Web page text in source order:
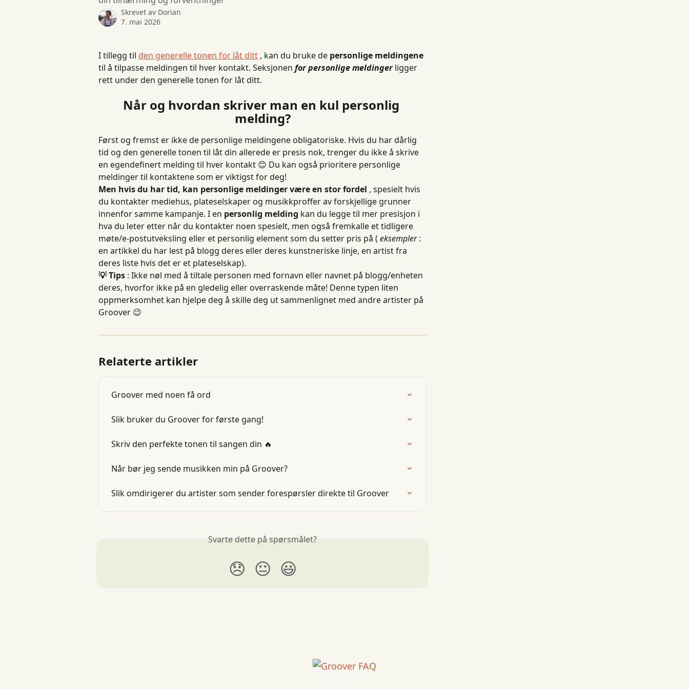
Skrevet av Dorian
7. mai 2026
I tillegg til den generelle tonen for låt ditt , kan du bruke de personlige meldingene
til å tilpasse meldingen til hver kontakt. Seksjonen for personlige meldinger ligger
rett under den generelle tonen for låt ditt.
Når og hvordan skriver man en kul personlig
melding?
Først og fremst er ikke de personlige meldingene obligatoriske. Hvis du har dårlig
tid og den generelle tonen til låt din allerede er presis nok, trenger du ikke å skrive
en egendefinert melding til hver kontakt 😊 Du kan også prioritere personlige
meldinger til kontaktene som er viktigst for deg!
Men hvis du har tid, kan personlige meldinger være en stor fordel , spesielt hvis
du kontakter mediehus, plateselskaper og musikkproffer av forskjellige grunner
innenfor samme kampanje. I en personlig melding kan du legge til mer presisjon i
hva du leter etter når du kontakter noen spesielt, men også fremkalle et tidligere
møte/e-postutveksling eller et personlig element som du setter pris på ( eksempler :
en artikkel du har lest på blogg deres eller deres kunstneriske linje, en artist fra
deres liste hvis det er et plateselskap).
💡 Tips : Ikke nøl med å tiltale personen med fornavn eller navnet på blogg/enheten
deres, hvorfor ikke på en gledelig eller overraskende måte! Denne typen liten
oppmerksomhet kan hjelpe deg å skille deg ut sammenlignet med andre artister på
Groover 😉
Relaterte artikler
Groover med noen få ord
Slik bruker du Groover for første gang!
Skriv den perfekte tonen til sangen din 🔥
Når bør jeg sende musikken min på Groover?
Slik omdirigerer du artister som sender forespørsler direkte til Groover
Svarte dette på spørsmålet?
😞 😐 😃